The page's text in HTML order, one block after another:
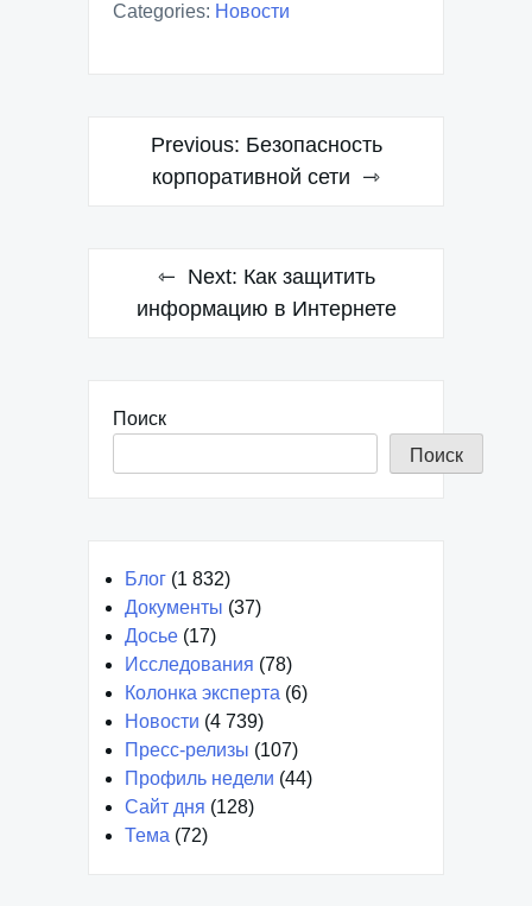
Categories: Новости
Навигация
Previous: Безопасность
корпоративной сети
Next: Как защитить
информацию в Интернете
Поиск
Поиск
Блог (1 832)
Документы (37)
Досье (17)
Исследования (78)
Колонка эксперта (6)
Новости (4 739)
Пресс-релизы (107)
Профиль недели (44)
Сайт дня (128)
Тема (72)